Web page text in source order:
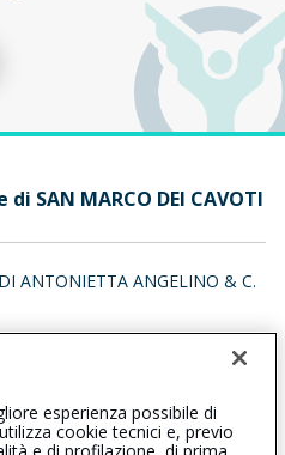
SAN MARCO DEI CAVOTI
ANTONIETTA ANGELINO & C.
MARCO DEI CAVOTI (BN)
0824984869
esperienza possibile di
cookie tecnici e, previo